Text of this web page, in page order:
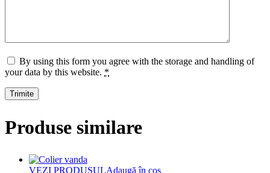
By using this form you agree with the storage and handling of
your data by this website. *
Produse similare
VEZI PRODUSULAdaugă în coș